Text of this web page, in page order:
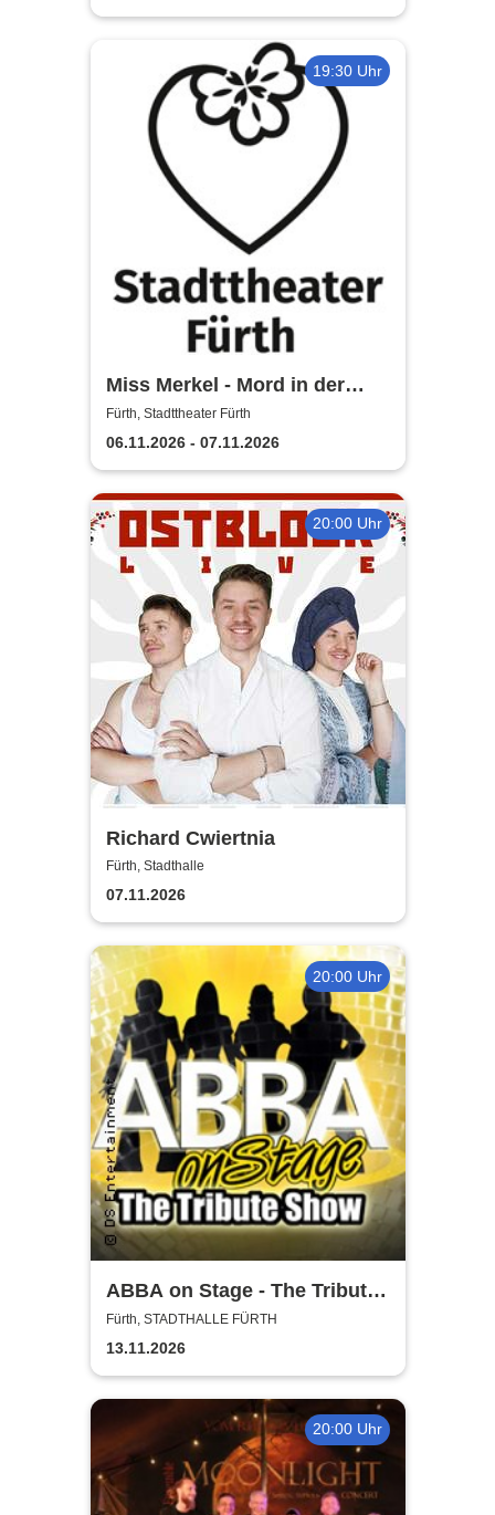
19:30 Uhr
Miss Merkel - Mord in der
Uckermark | Stadttheater
Fürth
Fürth, Stadttheater Fürth
06.11.2026 - 07.11.2026
20:00 Uhr
Richard Cwiertnia
Fürth, Stadthalle
07.11.2026
20:00 Uhr
ABBA on Stage - The Tribute
Show
Fürth, STADTHALLE FÜRTH
13.11.2026
20:00 Uhr